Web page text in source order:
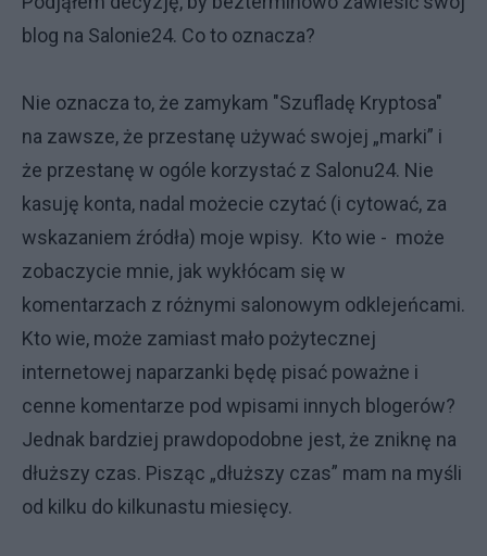
blog na Salonie24. Co to oznacza?
Nie oznacza to, że zamykam "Szufladę Kryptosa"
na zawsze, że przestanę używać swojej „marki” i
że przestanę w ogóle korzystać z Salonu24. Nie
kasuję konta, nadal możecie czytać (i cytować, za
wskazaniem źródła) moje wpisy. Kto wie - może
zobaczycie mnie, jak wykłócam się w
komentarzach z różnymi salonowym odklejeńcami.
Kto wie, może zamiast mało pożytecznej
internetowej naparzanki będę pisać poważne i
cenne komentarze pod wpisami innych blogerów?
Jednak bardziej prawdopodobne jest, że zniknę na
dłuższy czas. Pisząc „dłuższy czas” mam na myśli
od kilku do kilkunastu miesięcy.